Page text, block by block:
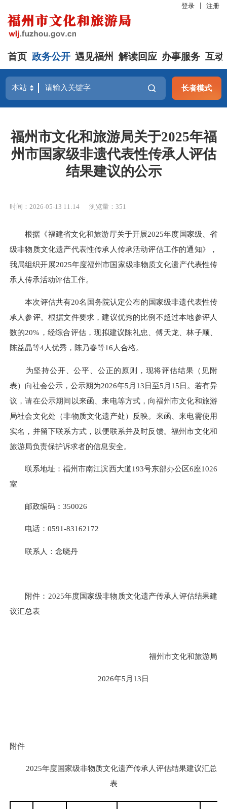
登录 注册
首页 政务公开 遇见福州 解读回应 办事服务 互动
长者模式
福州市文化和旅游局关于2025年福
州市国家级非遗代表性传承人评估
结果建议的公示
时间：2026-05-13 11:14 浏览量：351
根据《福建省文化和旅游厅关于开展2025年度国家级、省
级非物质文化遗产代表性传承人传承活动评估工作的通知》，
我局组织开展2025年度福州市国家级非物质文化遗产代表性传
承人传承活动评估工作。
本次评估共有20名国务院认定公布的国家级非遗代表性传
承人参评。根据文件要求，建议优秀的比例不超过本地参评人
数的20%，经综合评估，现拟建议陈礼忠、傅天龙、林子顺、
陈益晶等4人优秀，陈乃春等16人合格。
为坚持公开、公平、公正的原则，现将评估结果（见附
表）向社会公示，公示期为2026年5月13日至5月15日。若有异
议，请在公示期间以来函、来电等方式，向福州市文化和旅游
局社会文化处（非物质文化遗产处）反映。来函、来电需使用
实名，并留下联系方式，以便联系并及时反馈。福州市文化和
旅游局负责保护诉求者的信息安全。
联系地址：福州市南江滨西大道193号东部办公区6座1026
室
邮政编码：350026
电话：0591-83162172
联系人：念晓丹
附件：2025年度国家级非物质文化遗产传承人评估结果建
议汇总表
福州市文化和旅游局
2026年5月13日
附件
2025年度国家级非物质文化遗产传承人评估结果建议汇总
表